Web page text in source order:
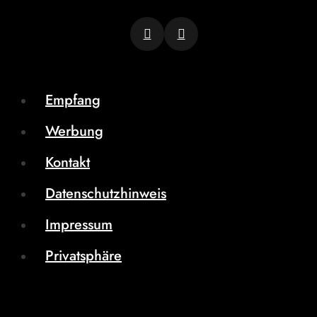
Empfang
Werbung
Kontakt
Datenschutzhinweis
Impressum
Privatsphäre